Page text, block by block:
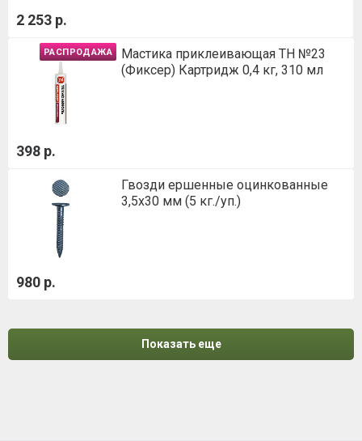
2 253 р.
РАСПРОДАЖА
Мастика приклеивающая ТН №23
(Фиксер) Картридж 0,4 кг, 310 мл
398 р.
Гвозди ершенные оцинкованные
3,5х30 мм (5 кг./уп.)
980 р.
Показать еще